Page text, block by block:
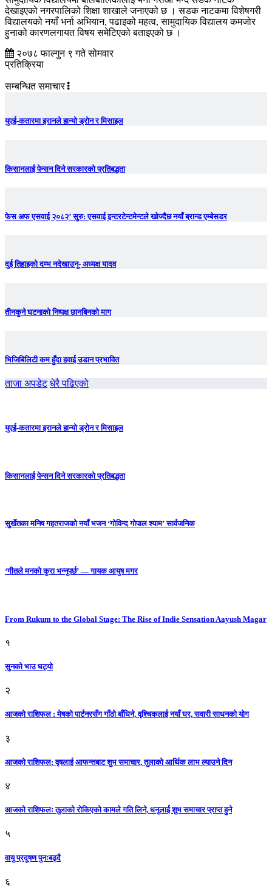
देखाइएको नगरपालिको शिक्षा शाखाले जनाएको छ । सडक नाटकमा विशेषगरी
विद्यालयको नयाँ भर्ना अभियान, पढाइको महत्व, सामुदायिक विद्यालय कमजोर
हुनाको कारणलगायत विषय समेटिएको बताइएको छ ।
२०७८ फाल्गुन ९ गते सोमवार
प्रतिक्रिया
सम्बन्धित समाचार
युएई-कतारमा इरानले हान्यो ड्रोन र मिसाइल
किसानलाई पेन्सन दिने सरकारको प्रतिबद्धता
फेस अफ एसवाई २०८२’ सुरु: एसवाई इन्टरटेन्टमेन्टले खोज्दैछ नयाँ ब्रान्ड एम्बेसडर
दुई तिहाइको दम्भ नदेखाउनू- अध्यक्ष यादव
तीनकुने घटनाकाे निष्पक्ष छानबिनकाे माग
भिजिबिलिटी कम हुँदा हवाई उडान प्रभावित
ताजा अपडेट धेरै पढिएको
युएई-कतारमा इरानले हान्यो ड्रोन र मिसाइल
किसानलाई पेन्सन दिने सरकारको प्रतिबद्धता
सुर्खेतका मनिष गहतराजको नयाँ भजन ‘गोविन्द गोपाल श्याम’ सार्वजनिक
‘गीतले मनको कुरा भन्नुपर्छ’ — गायक आयुष मगर
From Rukum to the Global Stage: The Rise of Indie Sensation Aayush Magar
१
सुनको भाउ घट्याे
२
आजको राशिफल : मेषको पार्टनरसँग गाँठो बाँधिने, वृश्चिकलाई नयाँ घर, सवारी साधनकाे याेग
३
आजकाे राशिफल: वृषलाई आफन्तबाट शुभ समाचार, तुलाकाे आर्थिक लाभ ल्याउने दिन
४
आजको राशिफलः तुलाकाे रोकिएको कामले गति लिने, धनुलाई शुभ समाचार प्राप्त हुने
५
वायु प्रदूषण पुनःबढ्दै
६